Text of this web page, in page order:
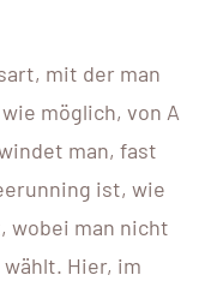
mit der man
möglich, von A
man, fast
ist, wie
wobei man nicht
Hier, im